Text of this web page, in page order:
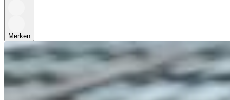
Merken